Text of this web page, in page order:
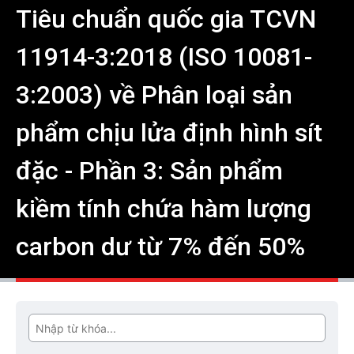
Tiêu chuẩn quốc gia TCVN
11914-3:2018 (ISO 10081-
3:2003) về Phân loại sản
phẩm chịu lửa định hình sít
đặc - Phần 3: Sản phẩm
kiềm tính chứa hàm lượng
carbon dư từ 7% đến 50%
Tìm